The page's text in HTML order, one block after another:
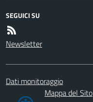
SEGUICI SU
Newsletter
Dati monitoraggio
Mappa del Sito